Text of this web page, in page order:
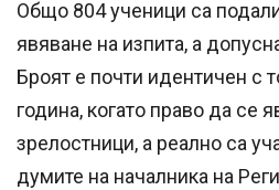
Общо 804 ученици са
явяване на изпита, а
Броят е почти идентичен с
година, когато право да се
зрелостници, а реално са
думите на началника на